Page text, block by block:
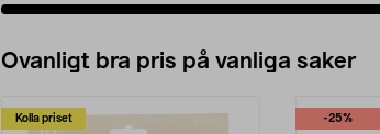
Ovanligt bra pris på vanliga saker
Kolla priset -25%